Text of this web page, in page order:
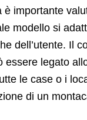
è importante
modello si
dell’utente. Il
essere legato
le case o i
di un